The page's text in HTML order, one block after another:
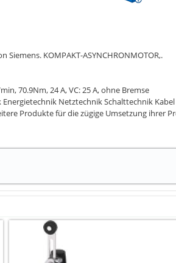
KOMPAKT-ASYNCHRONMOTOR,.
70.9Nm, 24 A, VC: 25 A, ohne Bremse
Netztechnik Schalttechnik
Produkte für die zügige Umsetzung ihrer